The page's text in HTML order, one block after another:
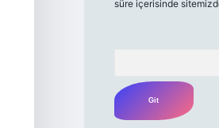
süre içerisinde